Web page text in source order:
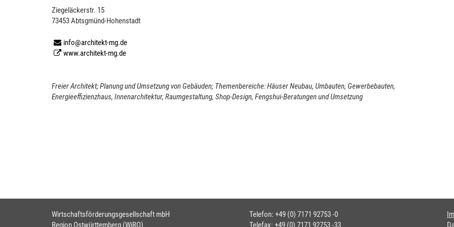
Ziegeläckerstr. 15
73453 Abtsgmünd-Hohenstadt
info@architekt-mg.de
www.architekt-mg.de
Freier Architekt; Planung und Umsetzung von Gebäuden; Themenbereiche: Häuser Neubau, Umbauten, Gewerbebauten,
Energieeffizienzhaus, Innenarchitektur, Raumgestaltung, Shop-Design, Fengshui-Beratungen und Umsetzung
Wirtschaftsförderungsgesellschaft mbH
Region Ostwürttemberg (WiRO)
Telefon: +49 (0) 7171 92753 -0
Telefax: +49 (0) 7171 92753 -33